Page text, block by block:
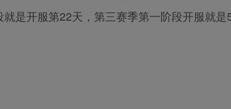
是开服第22天，第三赛季第一阶段开服就